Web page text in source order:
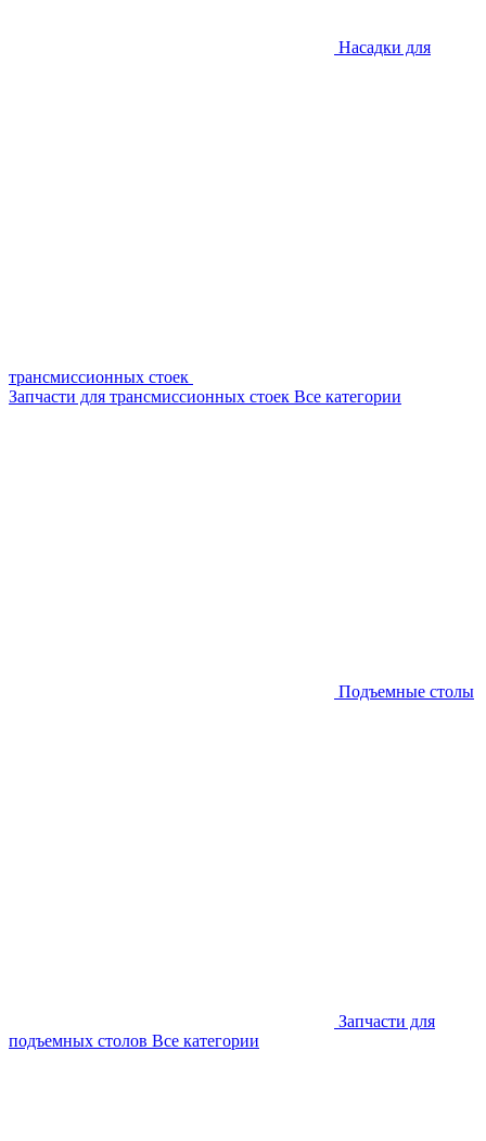
Насадки для
трансмиссионных стоек
Запчасти для трансмиссионных стоек Все категории
Подъемные столы
Запчасти для
подъемных столов Все категории